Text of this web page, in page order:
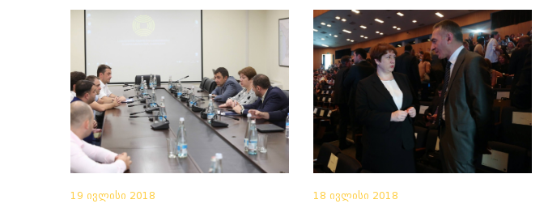
19 ივლისი 2018 18 ივლისი 2018